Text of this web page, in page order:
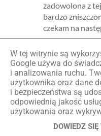
zadowolona z
bardzo
czekam na
Sylwia
świetna bluzka i
co do ścinania
przemyśleć, ja
W tej witrynie są
Google używa do
i analizowania ruchu.
użytkownika oraz dane
i bezpieczeństwa są
odpowiednią jakość
użytkowania oraz
DOWIEDZ SIĘ